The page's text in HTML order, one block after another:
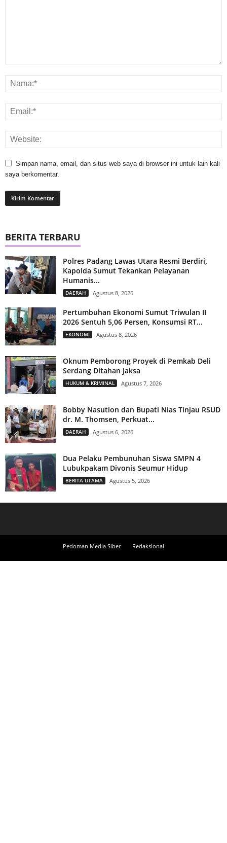
Simpan nama, email, dan situs web saya di browser ini untuk lain kali
saya berkomentar.
BERITA TERBARU
Polres Padang Lawas Utara Resmi Berdiri,
Kapolda Sumut Tekankan Pelayanan
Humanis...
DAERAH Agustus 8, 2026
Pertumbuhan Ekonomi Sumut Triwulan II
2026 Sentuh 5,06 Persen, Konsumsi RT...
EKONOMI Agustus 8, 2026
Oknum Pemborong Proyek di Pemkab Deli
Serdang Ditahan Jaksa
HUKUM & KRIMINAL Agustus 7, 2026
Bobby Nasution dan Bupati Nias Tinjau RSUD
dr. M. Thomsen, Perkuat...
DAERAH Agustus 6, 2026
Dua Pelaku Pembunuhan Siswa SMPN 4
Lubukpakam Divonis Seumur Hidup
BERITA UTAMA Agustus 5, 2026
Pedoman Media Siber Redaksional